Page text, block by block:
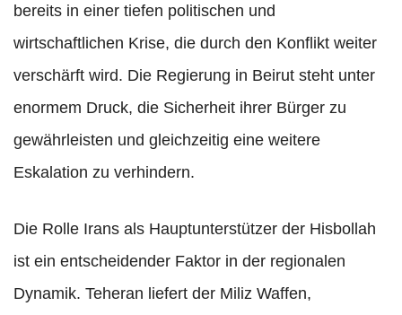
bereits in einer tiefen politischen und
wirtschaftlichen Krise, die durch den Konflikt weiter
verschärft wird. Die Regierung in Beirut steht unter
enormem Druck, die Sicherheit ihrer Bürger zu
gewährleisten und gleichzeitig eine weitere
Eskalation zu verhindern.
Die Rolle Irans als Hauptunterstützer der Hisbollah
ist ein entscheidender Faktor in der regionalen
Dynamik. Teheran liefert der Miliz Waffen,